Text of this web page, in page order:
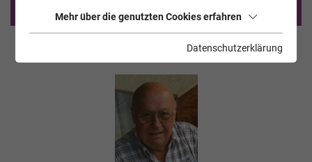
Mehr über die genutzten Cookies erfahren
Datenschutzerklärung